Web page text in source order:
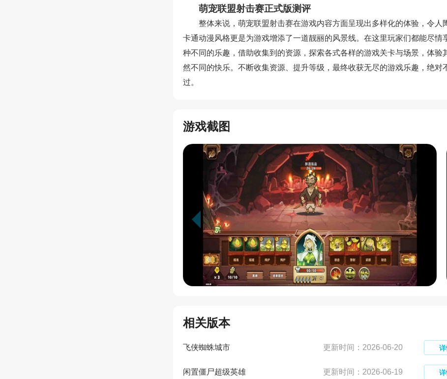
萌宠联盟射击赛正式版测评
整体来说，萌宠联盟射击赛在游戏内容方面呈现出多样化的体验，令人
卡通动漫风格更是为游戏增添了一道靓丽的风景线。在这里玩家们都能尽情
种不同的乐趣，借助收集到的资源，探索各式各样的游戏关卡与场景，体验
然不同的快乐。不断收集资源、提升等级，最终收获无尽的游戏乐趣，绝对
过。
游戏截图
相关版本
飞侠蜘蛛城市 更新时间：2026-06-20
闲置僵尸超级英雄 更新时间：2026-06-19